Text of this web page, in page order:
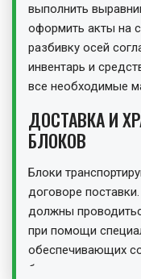
выполнить
оформить акты на
разбивку осей
инвентарь и
все необходимые
ДОСТАВКА И
БЛОКОВ
Блоки
договоре
должны
при помощи
обеспечивающих
блоков должно